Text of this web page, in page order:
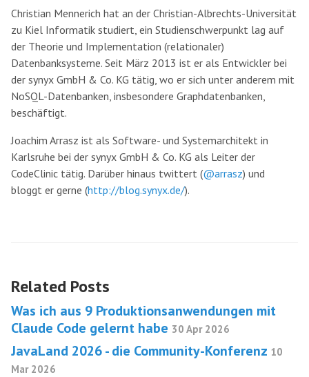
Christian Mennerich hat an der Christian-Albrechts-Universität
zu Kiel Informatik studiert, ein Studienschwerpunkt lag auf
der Theorie und Implementation (relationaler)
Datenbanksysteme. Seit März 2013 ist er als Entwickler bei
der synyx GmbH & Co. KG tätig, wo er sich unter anderem mit
NoSQL-Datenbanken, insbesondere Graphdatenbanken,
beschäftigt.
Joachim Arrasz ist als Software- und Systemarchitekt in
Karlsruhe bei der synyx GmbH & Co. KG als Leiter der
CodeClinic tätig. Darüber hinaus twittert (@arrasz) und
bloggt er gerne (http://blog.synyx.de/).
Related Posts
Was ich aus 9 Produktionsanwendungen mit
Claude Code gelernt habe 30 Apr 2026
JavaLand 2026 - die Community-Konferenz 10
Mar 2026